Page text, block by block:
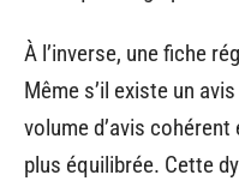
À l’inverse, une fiche
Même s’il existe un
volume d’avis
plus équilibrée. Cette